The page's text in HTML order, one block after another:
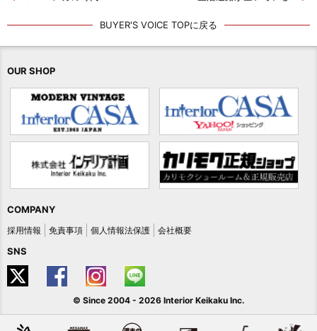
BUYER'S VOICE TOPに戻る
OUR SHOP
COMPANY
採用情報 免責事項 個人情報法保護 会社概要
SNS
© Since 2004 - 2026 Interior Keikaku Inc.